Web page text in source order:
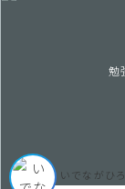
勉
いでながひ